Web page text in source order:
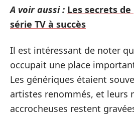
A voir aussi : Les secrets
série TV à succès
Il est intéressant de noter
occupait une place
Les génériques étaient
artistes renommés, et leurs
accrocheuses restent